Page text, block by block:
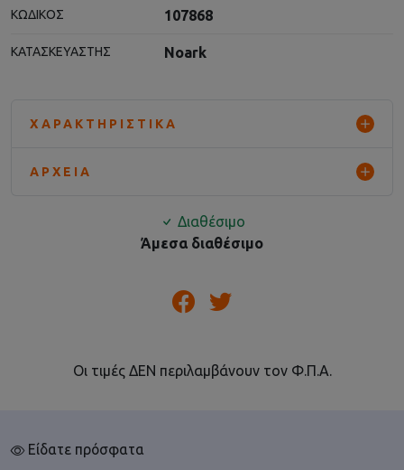
ΚΩΔΙΚΌΣ 107868
ΚΑΤΑΣΚΕΥΑΣΤΉΣ Noark
ΧΑΡΑΚΤΗΡΙΣΤΙΚΆ
ΑΡΧΕΊΑ
Διαθέσιμο
Άμεσα διαθέσιμο
Οι τιμές ΔΕΝ περιλαμβάνουν τον Φ.Π.Α.
Είδατε πρόσφατα